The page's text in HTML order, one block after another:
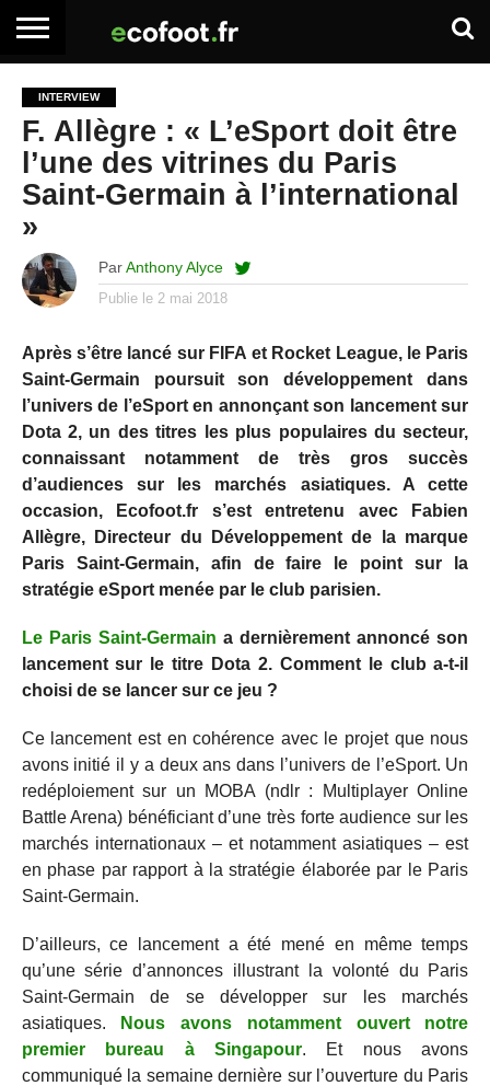
ARTICLES
PREMIUM
ADHÉSION
PREMIUM
SE
CONNECTER
EMPLOI
BOITE
À
OUTILS
INTERVIEW
F. Allègre : « L’eSport doit être
l’une des vitrines du Paris
Saint-Germain à l’international
»
Par Anthony Alyce
Publie le 2 mai 2018
Après s’être lancé sur FIFA et Rocket League, le Paris
Saint-Germain poursuit son développement dans
l’univers de l’eSport en annonçant son lancement sur
Dota 2, un des titres les plus populaires du secteur,
connaissant notamment de très gros succès
d’audiences sur les marchés asiatiques. A cette
occasion, Ecofoot.fr s’est entretenu avec Fabien
Allègre, Directeur du Développement de la marque
Paris Saint-Germain, afin de faire le point sur la
stratégie eSport menée par le club parisien.
Le Paris Saint-Germain a dernièrement annoncé son
lancement sur le titre Dota 2. Comment le club a-t-il
choisi de se lancer sur ce jeu ?
Ce lancement est en cohérence avec le projet que nous
avons initié il y a deux ans dans l’univers de l’eSport. Un
redéploiement sur un MOBA (ndlr : Multiplayer Online
Battle Arena) bénéficiant d’une très forte audience sur les
marchés internationaux – et notamment asiatiques – est
en phase par rapport à la stratégie élaborée par le Paris
Saint-Germain.
D’ailleurs, ce lancement a été mené en même temps
qu’une série d’annonces illustrant la volonté du Paris
Saint-Germain de se développer sur les marchés
asiatiques.
Nous avons notamment ouvert notre
premier bureau à Singapour. Et nous avons
communiqué la semaine dernière sur l’ouverture du Paris